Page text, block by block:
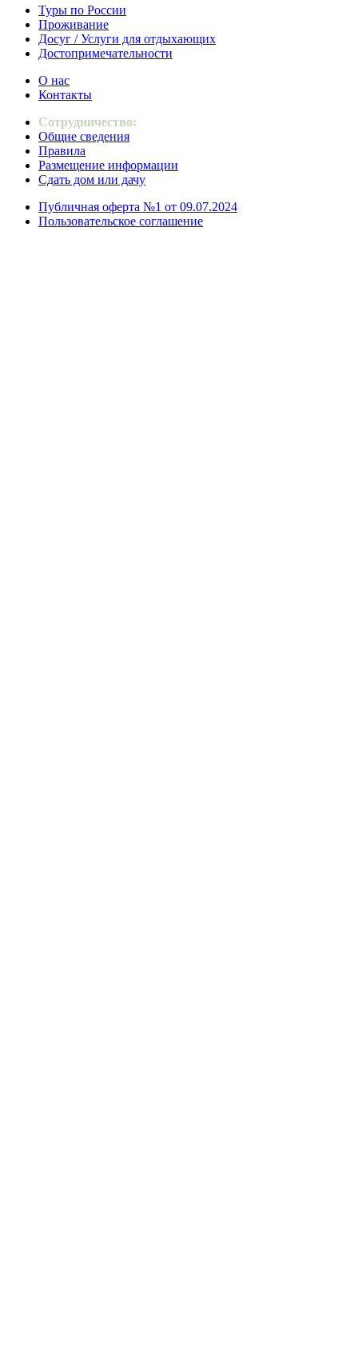
Туры по России
Проживание
Досуг / Услуги для отдыхающих
Достопримечательности
О нас
Контакты
Сотрудничество:
Общие сведения
Правила
Размещение информации
Сдать дом или дачу
Публичная оферта №1 от 09.07.2024
Пользовательское соглашение